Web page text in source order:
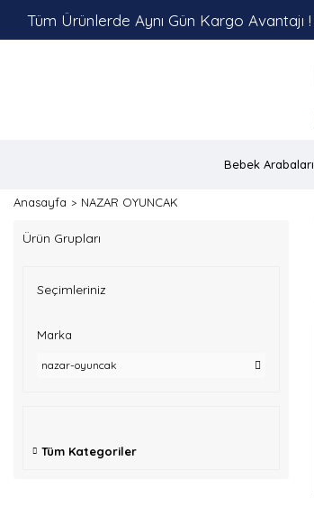
Tüm Ürünlerde Aynı Gün Kargo Avantajı !
Bebek Arabaları
Anasayfa NAZAR OYUNCAK
Ürün Grupları
Seçimleriniz
Marka
nazar-oyuncak
Tüm Kategoriler